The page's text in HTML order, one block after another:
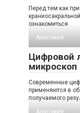
Перед тем как
ознакомиться
Анатомия
Цифровой
микроскоп
Современные
применяются в
получаемого
Анатомия